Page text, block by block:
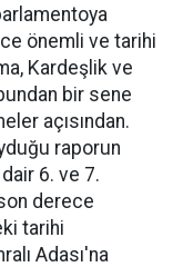
önemli ve tarihi
Kardeşlik ve
bir sene
açısından.
raporun
6. ve 7.
derece
tarihi
Adası'na